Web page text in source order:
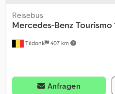
Tildonk 407 km
Reisebus
Mercedes-Benz Tourismo
Anfragen